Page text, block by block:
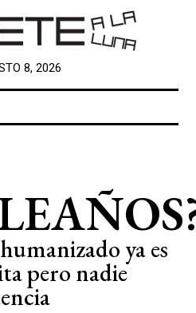
8, 2026
ya es
pero nadie